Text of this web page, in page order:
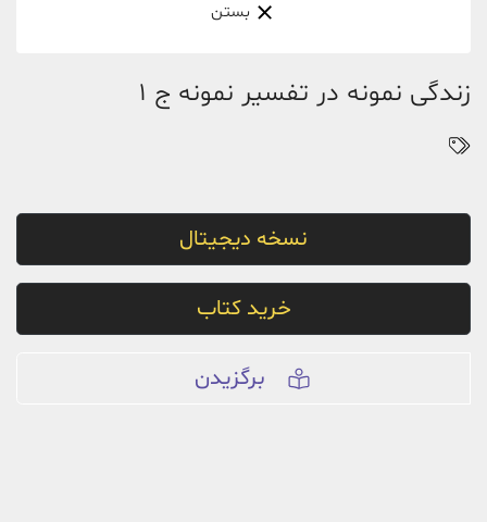
زندگی نمونه در تفسیر نمونه ج 1
نسخه دیجیتال
خرید کتاب
برگزیدن
بستن